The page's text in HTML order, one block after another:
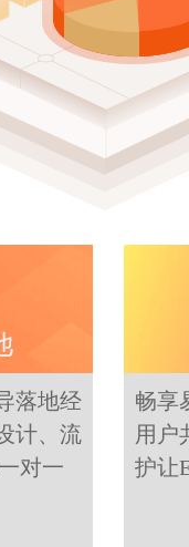
落地经
计、流
对一
畅享
用户
护让